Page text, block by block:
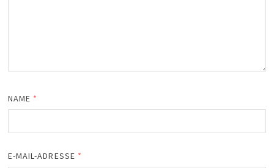
NAME *
E-MAIL-ADRESSE *